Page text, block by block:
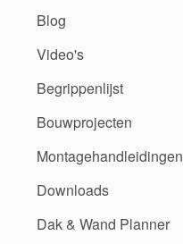
Blog
Video's
Begrippenlijst
Bouwprojecten
Montagehandleidingen
Downloads
Dak & Wand Planner